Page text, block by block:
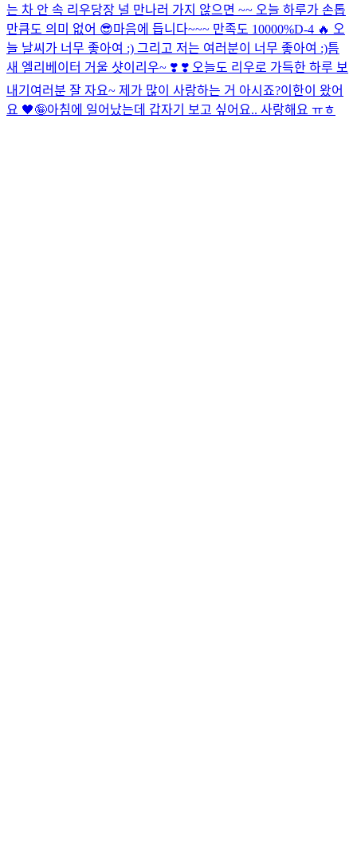
는 차 안 속 리우당장 널 만나러 가지 않으면 ~~ 오늘 하루가 손톱
만큼도 의미 없어 😎마음에 듭니다~~~ 만족도 10000%D-4 🔥 오
늘 날씨가 너무 좋아여 :) 그리고 저는 여러분이 너무 좋아여 :)틈
새 엘리베이터 거울 샷이리우~ ❣️​ ❣️​ 오늘도 리우로 가득한 하루 보
내기 여러분 잘 자요~ 제가 많이 사랑하는 거 아시죠?이한이 왔어
요 🖤🤪아침에 일어났는데 갑자기 보고 싶어요.. 사랑해요 ㅠㅎ